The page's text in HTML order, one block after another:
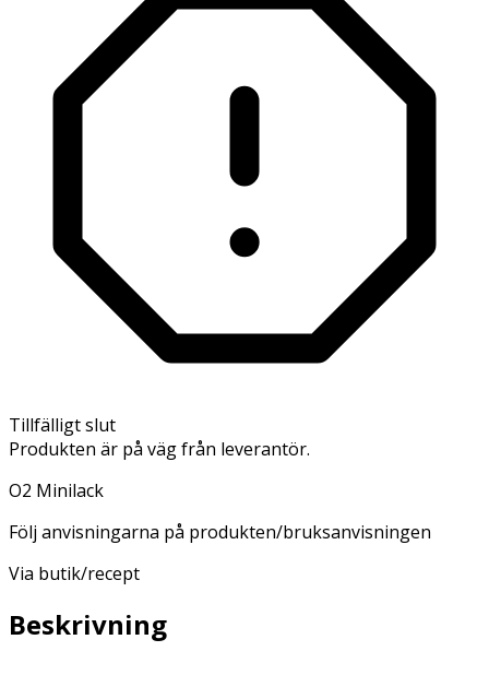
Tillfälligt slut
Produkten är på väg från leverantör.
O2 Minilack
Följ anvisningarna på produkten/bruksanvisningen
Via butik/recept
Beskrivning